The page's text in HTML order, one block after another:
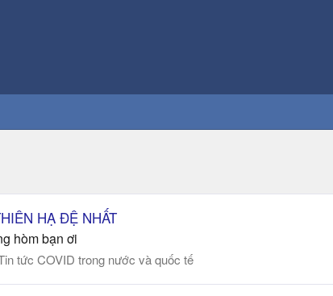
HẠ ĐỆ NHẤT
hòm bạn ơi
tức COVID trong nước và quốc tế